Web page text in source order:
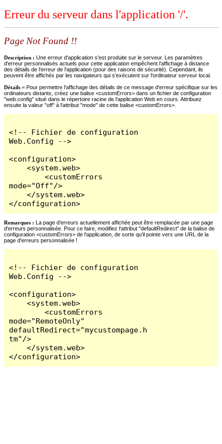
Erreur du serveur dans l'application '/'.
Page Not Found !!
Description : Une erreur d'application s'est produite sur le serveur. Les paramètres
d'erreur personnalisés actuels pour cette application empêchent l'affichage à distance
des détails de l'erreur de l'application (pour des raisons de sécurité). Cependant, ils
peuvent être affichés par les navigateurs qui s'exécutent sur l'ordinateur serveur local.
Détails = Pour permettre l'affichage des détails de ce message d'erreur spécifique sur les
ordinateurs distants, créez une balise <customErrors> dans un fichier de configuration
"web.config" situé dans le répertoire racine de l'application Web en cours. Attribuez
ensuite la valeur "off" à l'attribut "mode" de cette balise <customErrors>.
<!-- Fichier de configuration
Web.Config -->
<configuration>
    <system.web>
        <customErrors
mode="Off"/>
    </system.web>
</configuration>
Remarques : La page d'erreurs actuellement affichée peut être remplacée par une page
d'erreurs personnalisée. Pour ce faire, modifiez l'attribut "defaultRedirect" de la balise de
configuration <customErrors> de l'application, de sorte qu'il pointe vers une URL de la
page d'erreurs personnalisée !
<!-- Fichier de configuration
Web.Config -->
<configuration>
    <system.web>
        <customErrors
mode="RemoteOnly"
defaultRedirect="mycustompage.h
tm"/>
    </system.web>
</configuration>